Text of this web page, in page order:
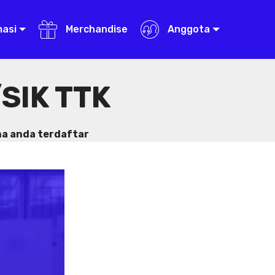
Merchandise Anggota
TTK
anda terdaftar